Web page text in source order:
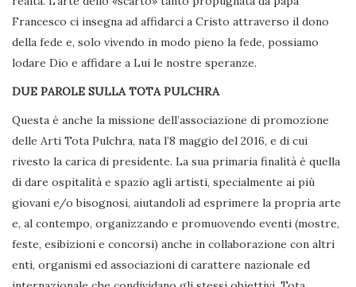
Francesco ci insegna ad affidarci a Cristo attraverso il dono
della fede e, solo vivendo in modo pieno la fede, possiamo
lodare Dio e affidare a Lui le nostre speranze.
DUE PAROLE SULLA TOTA PULCHRA
Questa è anche la missione dell’associazione di promozione
delle Arti Tota Pulchra, nata l’8 maggio del 2016, e di cui
rivesto la carica di presidente. La sua primaria finalità è quella
di dare ospitalità e spazio agli artisti, specialmente ai più
giovani e/o bisognosi, aiutandoli ad esprimere la propria arte
e, al contempo, organizzando e promuovendo eventi (mostre,
feste, esibizioni e concorsi) anche in collaborazione con altri
enti, organismi ed associazioni di carattere nazionale ed